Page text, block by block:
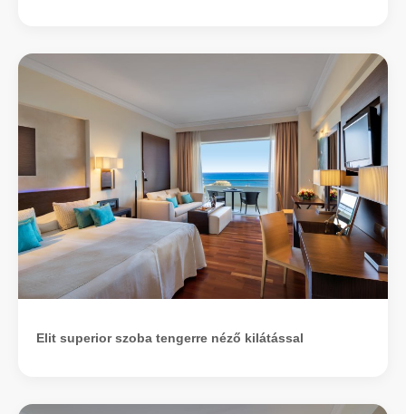
Elit superior szoba tengerre néző kilátással